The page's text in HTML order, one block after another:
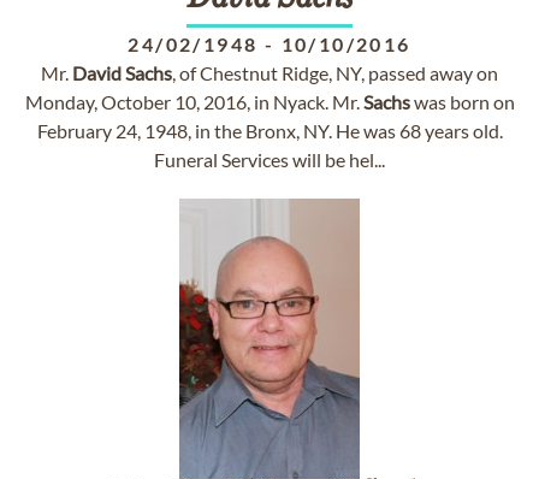
24/02/1948 - 10/10/2016
Mr. DavidSachs, of Chestnut Ridge, NY, passed away on
Monday, October 10, 2016, in Nyack. Mr.Sachswas born on
February 24, 1948, in the Bronx, NY. He was 68 years old.
Funeral Services will be hel...